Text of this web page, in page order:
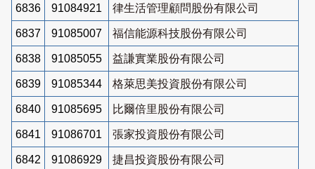
6836 91084921 律生活管理顧問股份有限公司
6837 91085007 福信能源科技股份有限公司
6838 91085055 益謙實業股份有限公司
6839 91085344 格萊思美投資股份有限公司
6840 91085695 比爾倍里股份有限公司
6841 91086701 張家投資股份有限公司
6842 91086929 捷昌投資股份有限公司